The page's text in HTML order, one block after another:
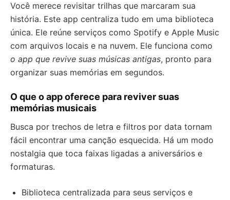
Você merece revisitar trilhas que marcaram sua
história. Este app centraliza tudo em uma biblioteca
única. Ele reúne serviços como Spotify e Apple Music
com arquivos locais e na nuvem. Ele funciona como
o app que revive suas músicas antigas, pronto para
organizar suas memórias em segundos.
O que o app oferece para reviver suas
memórias musicais
Busca por trechos de letra e filtros por data tornam
fácil encontrar uma canção esquecida. Há um modo
nostalgia que toca faixas ligadas a aniversários e
formaturas.
Biblioteca centralizada para seus serviços e